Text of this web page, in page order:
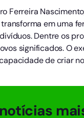
Ferreira
em uma
Dentre os
significados. O
de criar